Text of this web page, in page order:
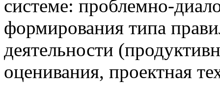
системе: проблемно-
формирования типа
деятельности
оценивания, проектная